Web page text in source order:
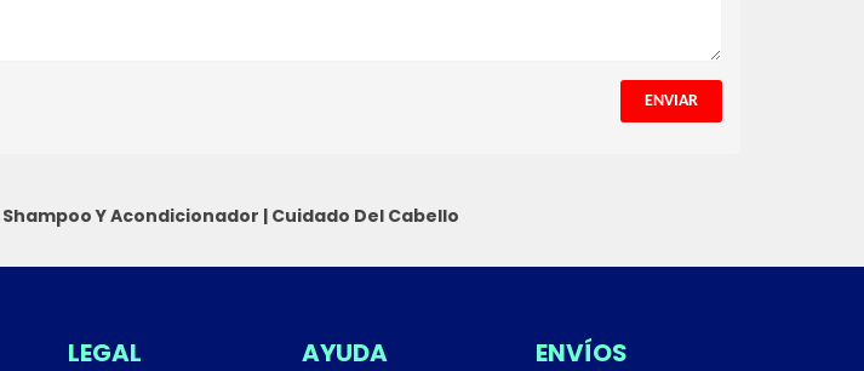
ENVIAR
Shampoo Y Acondicionador | Cuidado Del Cabello
LEGAL AYUDA ENVÍOS